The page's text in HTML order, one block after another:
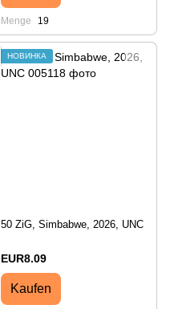
Menge 19
НОВИНКА
50 ZiG, Simbabwe, 2026, UNC
EUR8.09
Kaufen